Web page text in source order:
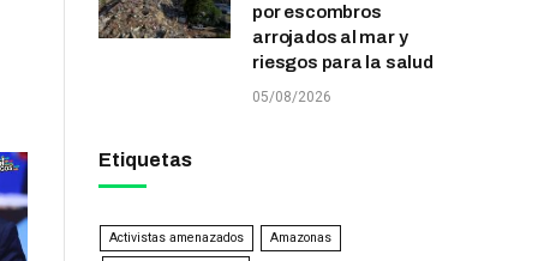
por escombros
arrojados al mar y
riesgos para la salud
05/08/2026
Etiquetas
Activistas amenazados Amazonas